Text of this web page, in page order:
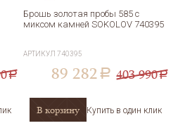
a
Брошь золотая пробы 585 с
миксом камней SOKOLOV 740395
АРТИКУЛ740395
89 282 a 403 990a
В корзину Купить в один клик